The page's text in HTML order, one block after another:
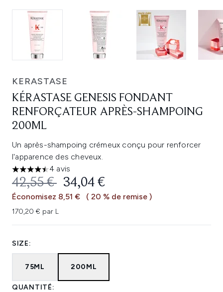
KERASTASE
KÉRASTASE GENESIS FONDANT
RENFORÇATEUR APRÈS-SHAMPOING
200ML
Un après-shampoing crémeux conçu pour renforcer
l'apparence des cheveux.
4.5 étoiles sur un maximum de 5
4 avis
PRIX DE VENTE :
42,55 € PRIX ​​ACTUEL :
34,04 €
Économisez 8,51 € ( 20 % de remise )
170,20 € par L
SIZE:
75ML 200ML
QUANTITÉ: